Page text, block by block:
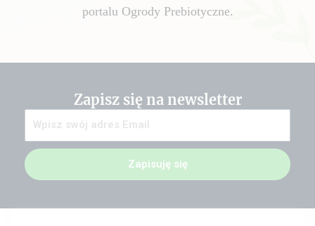
portalu Ogrody Prebiotyczne.
Zapisz się na newsletter
Zapisuję się